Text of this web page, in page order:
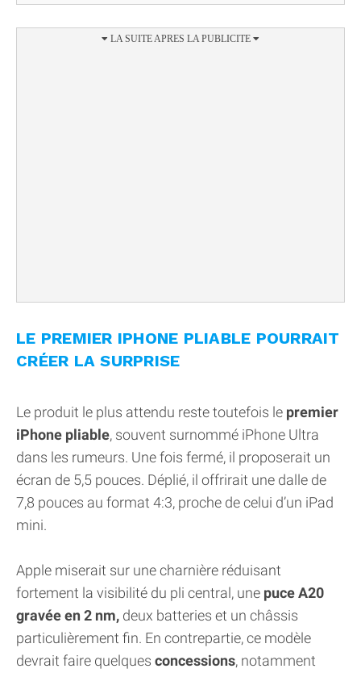
LE PREMIER IPHONE PLIABLE POURRAIT
CRÉER LA SURPRISE
Le produit le plus attendu reste toutefois le premier
iPhone pliable, souvent surnommé iPhone Ultra
dans les rumeurs. Une fois fermé, il proposerait un
écran de 5,5 pouces. Déplié, il offrirait une dalle de
7,8 pouces au format 4:3, proche de celui d’un iPad
mini.
Apple miserait sur une charnière réduisant
fortement la visibilité du pli central, une puce A20
gravée en 2 nm, deux batteries et un châssis
particulièrement fin. En contrepartie, ce modèle
devrait faire quelques concessions, notamment